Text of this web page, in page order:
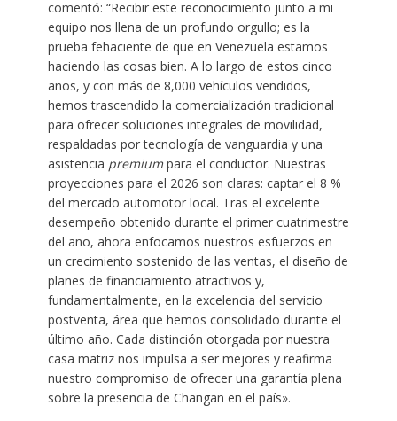
comentó: “Recibir este reconocimiento junto a mi
equipo nos llena de un profundo orgullo; es la
prueba fehaciente de que en Venezuela estamos
haciendo las cosas bien. A lo largo de estos cinco
años, y con más de 8,000 vehículos vendidos,
hemos trascendido la comercialización tradicional
para ofrecer soluciones integrales de movilidad,
respaldadas por tecnología de vanguardia y una
asistencia premiumpara el conductor. Nuestras
proyecciones para el 2026 son claras: captar el 8 %
del mercado automotor local. Tras el excelente
desempeño obtenido durante el primer cuatrimestre
del año, ahora enfocamos nuestros esfuerzos en
un crecimiento sostenido de las ventas, el diseño de
planes de financiamiento atractivos y,
fundamentalmente, en la excelencia del servicio
postventa, área que hemos consolidado durante el
último año. Cada distinción otorgada por nuestra
casa matriz nos impulsa a ser mejores y reafirma
nuestro compromiso de ofrecer una garantía plena
sobre la presencia de Changan en el país».